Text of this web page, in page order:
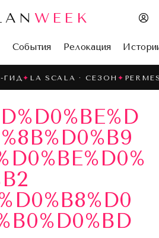
WEEK
События Релокация
✦LA SCALA · СЕЗОН ✦